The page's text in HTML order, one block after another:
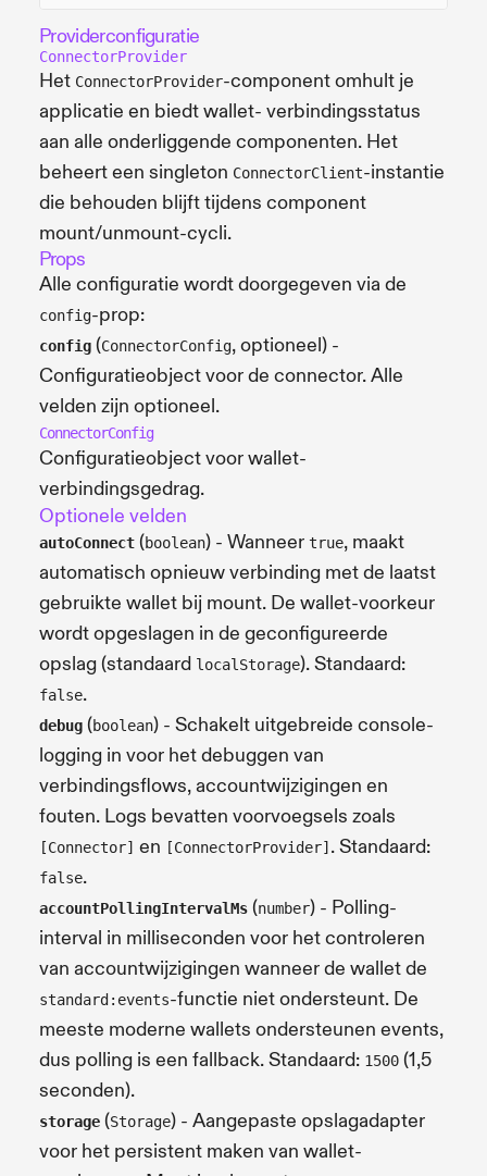
Providerconfiguratie
ConnectorProvider
Het ConnectorProvider-component omhult je
applicatie en biedt wallet- verbindingsstatus
aan alle onderliggende componenten. Het
beheert een singleton ConnectorClient-instantie
die behouden blijft tijdens component
mount/unmount-cycli.
Props
Alle configuratie wordt doorgegeven via de
config-prop:
config (ConnectorConfig, optioneel) -
Configuratieobject voor de connector. Alle
velden zijn optioneel.
ConnectorConfig
Configuratieobject voor wallet-
verbindingsgedrag.
Optionele velden
autoConnect (boolean) - Wanneer true, maakt
automatisch opnieuw verbinding met de laatst
gebruikte wallet bij mount. De wallet-voorkeur
wordt opgeslagen in de geconfigureerde
opslag (standaard localStorage). Standaard:
false.
debug (boolean) - Schakelt uitgebreide console-
logging in voor het debuggen van
verbindingsflows, accountwijzigingen en
fouten. Logs bevatten voorvoegsels zoals
[Connector] en [ConnectorProvider] . Standaard:
false.
accountPollingIntervalMs (number) - Polling-
interval in milliseconden voor het controleren
van accountwijzigingen wanneer de wallet de
standard:events-functie niet ondersteunt. De
meeste moderne wallets ondersteunen events,
dus polling is een fallback. Standaard: 1500 (1,5
seconden).
storage (Storage) - Aangepaste opslagadapter
voor het persistent maken van wallet-